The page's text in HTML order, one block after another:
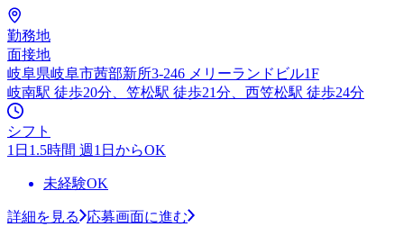
勤務地
面接地
岐阜県岐阜市茜部新所3-246 メリーランドビル1F
岐南駅 徒歩20分、笠松駅 徒歩21分、西笠松駅 徒歩24分
シフト
1日1.5時間 週1日からOK
未経験OK
詳細を見る
応募画面に進む